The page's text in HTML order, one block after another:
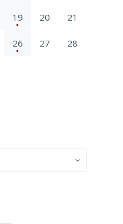
19 20 21
26 27 28